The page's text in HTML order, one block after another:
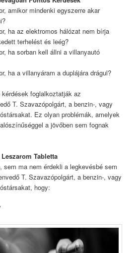
amikor mindenki egyszerre akar
ha az elektromos hálózat nem bírja
terhelést és leég?
ha sorban kell állni a villanyautó
ha a villanyáram a duplájára drágul?
foglalkoztatják az
T. Szavazópolgárt, a benzin-, vagy
Ez olyan problémák, amelyek
a jövőben sem fognak
Tabletta
ma nem érdekli a legkevésbé sem
T. Szavazópolgárt, a benzin-, vagy
hogy: